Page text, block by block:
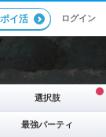
イ活 ログイン
選択肢
最強パーティ